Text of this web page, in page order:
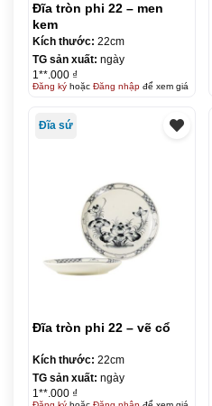
Đĩa tròn phi 22 – men
kem
Kích thước: 22cm
TG sản xuất: ngày
1**.000 ₫
Đăng kýhoặc Đăng nhậpđể xem giá
Đĩa sứ
Đĩa tròn phi 22 – vẽ cổ
Kích thước: 22cm
TG sản xuất: ngày
1**.000 ₫